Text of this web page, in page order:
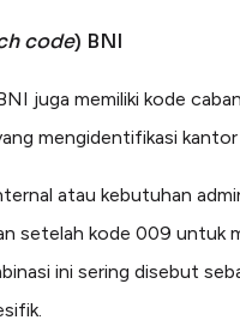
code) BNI
juga memiliki kode
mengidentifikasi
atau kebutuhan
setelah kode 009 untuk
ini sering disebut